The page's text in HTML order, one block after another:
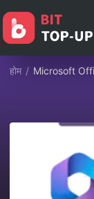
होम / Microsoft